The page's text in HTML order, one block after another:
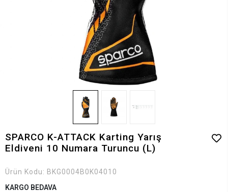
SPARCO K-ATTACK Karting Yarış
Eldiveni 10 Numara Turuncu (L)
Ürün Kodu: BKG0004B0K04010
KARGO BEDAVA